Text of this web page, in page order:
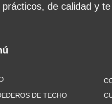
de calidad y
DE TECHO